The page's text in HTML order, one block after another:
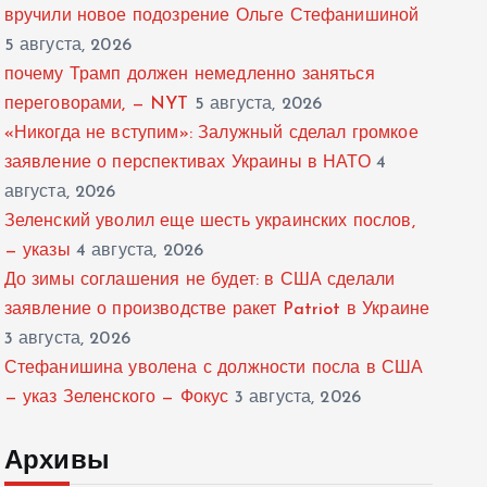
вручили новое подозрение Ольге Стефанишиной
5 августа, 2026
почему Трамп должен немедленно заняться
переговорами, — NYT
5 августа, 2026
«Никогда не вступим»: Залужный сделал громкое
заявление о перспективах Украины в НАТО 4
августа, 2026
Зеленский уволил еще шесть украинских послов,
— указы 4 августа, 2026
До зимы соглашения не будет: в США сделали
заявление о производстве ракет Patriot в Украине
3 августа, 2026
Стефанишина уволена с должности посла в США
— указ Зеленского — Фокус 3 августа, 2026
Архивы